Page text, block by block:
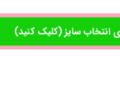
انتخاب سایز (کلیک کنید)